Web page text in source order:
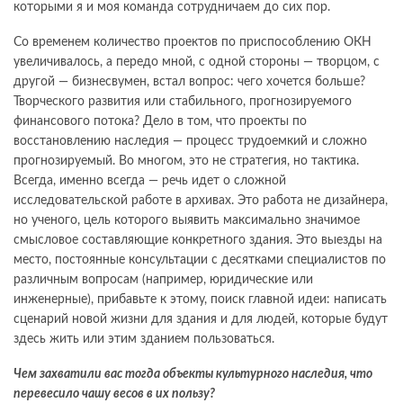
которыми я и моя команда сотрудничаем до сих пор.
Со временем количество проектов по приспособлению ОКН
увеличивалось, а передо мной, с одной стороны — творцом, с
другой — бизнесвумен, встал вопрос: чего хочется больше?
Творческого развития или стабильного, прогнозируемого
финансового потока? Дело в том, что проекты по
восстановлению наследия — процесс трудоемкий и сложно
прогнозируемый. Во многом, это не стратегия, но тактика.
Всегда, именно всегда — речь идет о сложной
исследовательской работе в архивах. Это работа не дизайнера,
но ученого, цель которого выявить максимально значимое
смысловое составляющие конкретного здания. Это выезды на
место, постоянные консультации с десятками специалистов по
различным вопросам (например, юридические или
инженерные), прибавьте к этому, поиск главной идеи: написать
сценарий новой жизни для здания и для людей, которые будут
здесь жить или этим зданием пользоваться.
Чем захватили вас тогда объекты культурного наследия, что
перевесило чашу весов в их пользу?